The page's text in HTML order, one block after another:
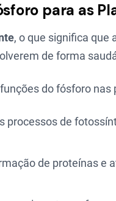
para as
, o que significa que
de forma
do fósforo nas
processos de
de proteínas e